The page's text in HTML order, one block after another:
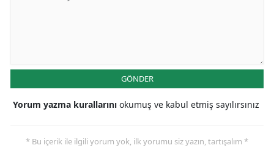
GÖNDER
Yorum yazma kurallarını okumuş ve kabul etmiş sayılırsınız
* Bu içerik ile ilgili yorum yok, ilk yorumu siz yazın, tartışalım *